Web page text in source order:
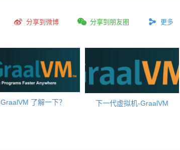
分享到微博 分享到朋友圈 更多
GraalVM 了解一下？ 下一代虚拟机-GraalVM